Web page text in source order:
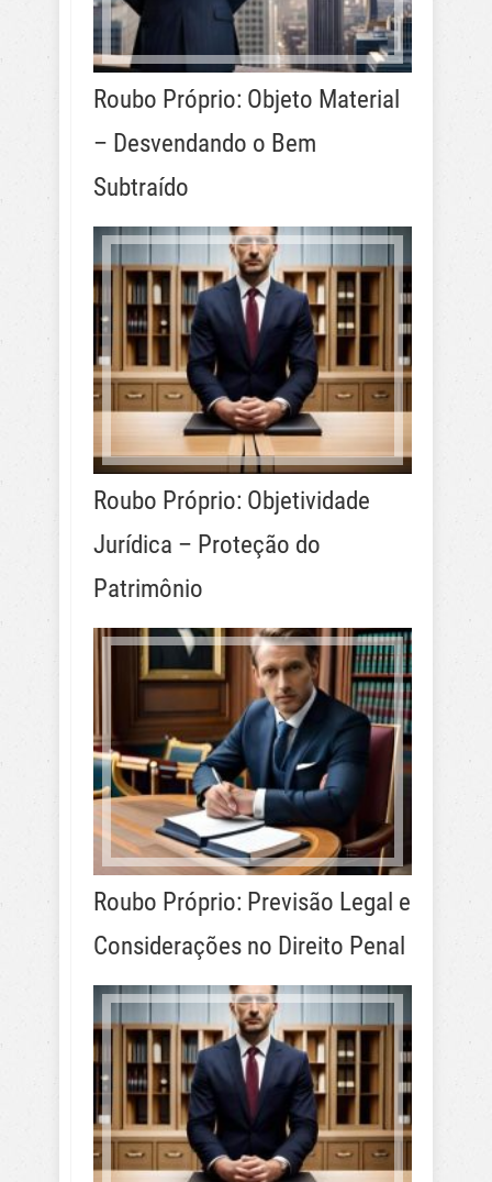
Roubo Próprio: Objeto Material
– Desvendando o Bem
Subtraído
Roubo Próprio: Objetividade
Jurídica – Proteção do
Patrimônio
Roubo Próprio: Previsão Legal e
Considerações no Direito Penal